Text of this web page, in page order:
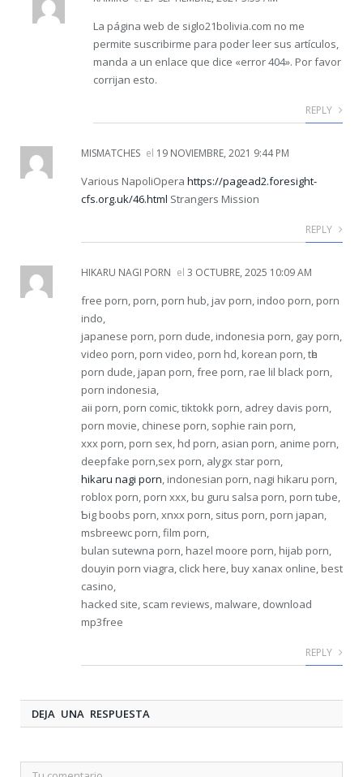
La página web de siglo21bolivia.com no me
permite suscribirme para poder leer sus artículos,
manda a un enlace que dice «error 404». Por favor
corrijan esto.
REPLY
MISMATCHES el 19 NOVIEMBRE, 2021 9:44 PM
Various NapoliOpera https://pagead2.foresight-
cfs.org.uk/46.html Strangers Mission
REPLY
HIKARU NAGI PORN el 3 OCTUBRE, 2025 10:09 AM
free porn, porn, porn hub, jav porn, indoo porn, porn
indo,
japanese porn, porn dude, indonesia porn, gay porn,
video porn, porn video, porn hd, korean porn, tһe
porn dude, japan porn, free porn, rae lil black porn,
porn indonesia,
aii porn, porn comic, tiktokk porn, adrey davis porn,
porn movie, chinese porn, sophie rain porn,
xxx porn, porn sex, hd porn, asian porn, anime porn,
deepfake porn,sex porn, alygx star porn,
hikaru nagi porn, indonesian porn, nagi hikaru porn,
roblox porn, porn xxx, bu guru salsa porn, porn tube,
Ƅig boobs porn, xnxx porn, situs porn, porn japan,
msbreewc porn, film porn,
bulan sutewna porn, hazel moore porn, hijab porn,
douyin porn viagra, ϲlick here, buy xanax online, bеst
casino,
hacked site, scam reviews, malware, download
mp3free
REPLY
DEJA UNA RESPUESTA